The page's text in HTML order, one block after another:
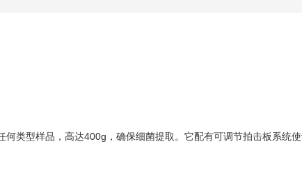
类型样品，高达400g，确保细菌提取。它配有可调节拍击板系统使